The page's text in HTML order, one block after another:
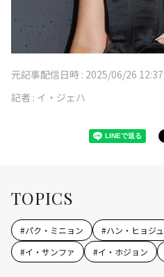
元記事配信日時 : 2025/06/26 12:37
記者 : イ・ジェハ
TOPICS
#パク・ミニョン #ハン・ヒョジュ
#イ・サンファ #イ・ホジョン